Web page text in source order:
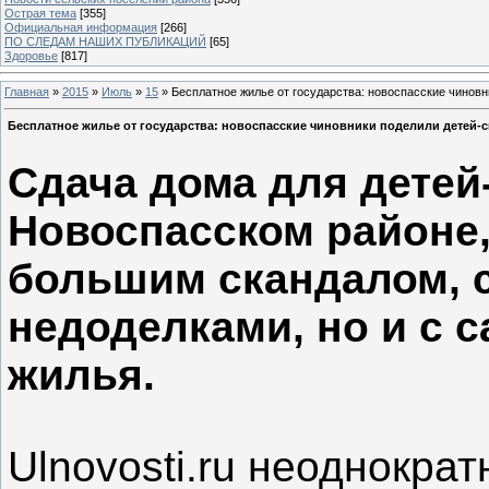
Острая тема [355]
Официальная информация [266]
ПО СЛЕДАМ НАШИХ ПУБЛИКАЦИЙ [65]
Здоровье [817]
Главная » 2015 » Июль » 15 » Бесплатное жилье от государства: новоспасские
Бесплатное жилье от государства: новоспасские чиновники поделили детей-
Сдача дома для
Новоспасском
большим скандалом,
недоделками, но и с
жилья.
Ulnovosti.ru